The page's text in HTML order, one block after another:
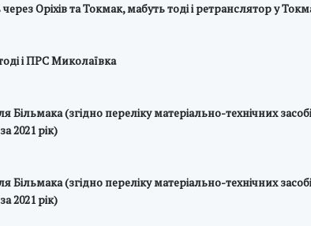
Оріхів та Токмак, мабуть тоді і ретранслятор у
і ПРС Миколаївка
(згідно переліку матеріально-технічних
2021 рік)
(згідно переліку матеріально-технічних
2021 рік)